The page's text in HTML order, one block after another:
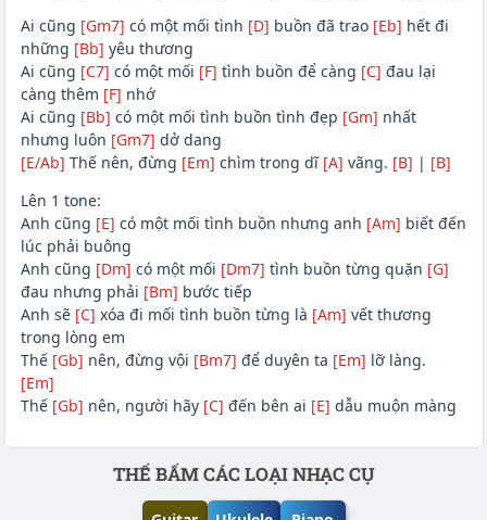
Ai cũng [Gm7] có một mối tình [D] buồn đã trao [Eb] hết đi
những [Bb] yêu thương
Ai cũng [C7] có một mối [F] tình buồn để càng [C] đau lại
càng thêm [F] nhớ
Ai cũng [Bb] có một mối tình buồn tình đẹp [Gm] nhất
nhưng luôn [Gm7] dở dang
[E/Ab] Thế nên, đừng [Em] chìm trong dĩ [A] vãng. [B] | [B]
Lên 1 tone:
Anh cũng [E] có một mối tình buồn nhưng anh [Am] biết đến
lúc phải buông
Anh cũng [Dm] có một mối [Dm7] tình buồn từng quặn [G]
đau nhưng phải [Bm] bước tiếp
Anh sẽ [C] xóa đi mối tình buồn từng là [Am] vết thương
trong lòng em
Thế [Gb] nên, đừng vội [Bm7] để duyên ta [Em] lỡ làng.
[Em]
Thế [Gb] nên, người hãy [C] đến bên ai [E] dẫu muộn màng
Phần nội dungTHẾ BẤM CÁC LOẠI NHẠC CỤ